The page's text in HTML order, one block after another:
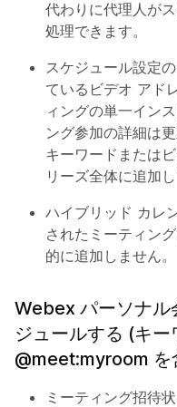
代わりに代理人が
処理できます。
スケジュール設定
ているビデオ アド
ィングの単一イン
ング参加の詳細は
キーワードまたは
リーズ全体に追加し
ハイブリッド カレ
されたミーティン
的に追加しません。
Webex パーソナル
ジュールする (キ
@meet:myroom を
ミーティング招待